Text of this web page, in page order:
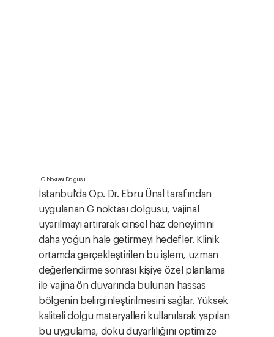
G Noktası Dolgusu
İstanbul’da Op. Dr. Ebru Ünal tarafından
uygulanan G noktası dolgusu, vajinal
uyarılmayı artırarak cinsel haz deneyimini
daha yoğun hale getirmeyi hedefler. Klinik
ortamda gerçekleştirilen bu işlem, uzman
değerlendirme sonrası kişiye özel planlama
ile vajina ön duvarında bulunan hassas
bölgenin belirginleştirilmesini sağlar. Yüksek
kaliteli dolgu materyalleri kullanılarak yapılan
bu uygulama, doku duyarlılığını optimize